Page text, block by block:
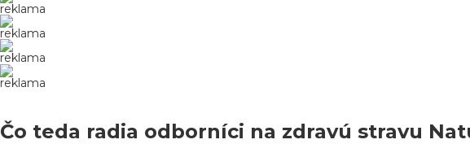
reklama
reklama
reklama
reklama
Čo teda radia odborníci na zdravú stravu